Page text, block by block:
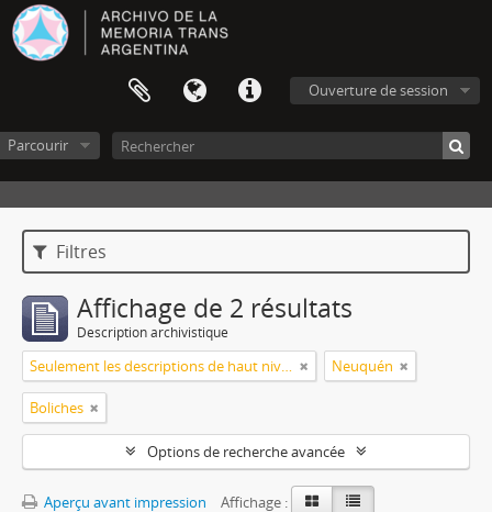
Ouverture de session
Parcourir
Filtres
Affichage de 2 résultats
Description archivistique
Seulement les descriptions de haut niveau Neuquén
Boliches
Options de recherche avancée
Aperçu avant impression
Affichage :